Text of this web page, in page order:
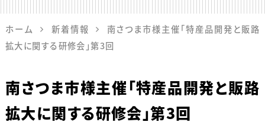
ホーム 新着情報
南さつま市様主催「特産品開発と販路
拡大に関する研修会」第3回
南さつま市様主催「特産品開発と販路
拡大に関する研修会」第3回